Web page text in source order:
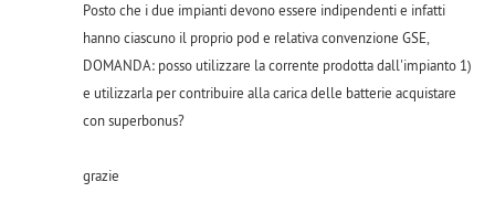
Posto che i due impianti devono essere indipendenti e infatti
hanno ciascuno il proprio pod e relativa convenzione GSE,
DOMANDA: posso utilizzare la corrente prodotta dall'impianto 1)
e utilizzarla per contribuire alla carica delle batterie acquistare
con superbonus?
grazie